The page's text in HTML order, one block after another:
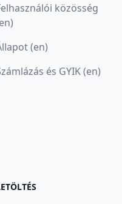
közösség
(en)
és GYIK (en)